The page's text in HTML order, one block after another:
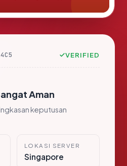
VERIFIED
Aman
keputusan
LOKASI SERVER
Singapore